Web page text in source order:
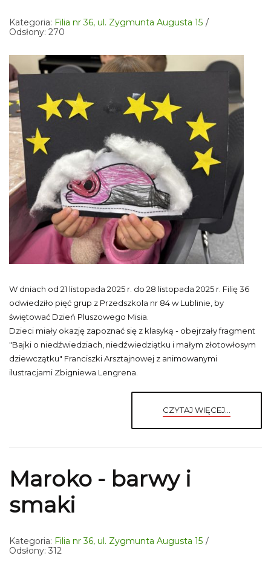
Kategoria: Filia nr 36, ul. Zygmunta Augusta 15
Odsłony: 270
W dniach od 21 listopada 2025 r. do 28 listopada 2025 r. Filię 36
odwiedziło pięć grup z Przedszkola nr 84 w Lublinie, by
świętować Dzień Pluszowego Misia.
Dzieci miały okazję zapoznać się z klasyką - obejrzały fragment
"Bajki o niedźwiedziach, niedźwiedziątku i małym złotowłosym
dziewczątku" Franciszki Arsztajnowej z animowanymi
ilustracjami Zbigniewa Lengrena.
CZYTAJ WIĘCEJ...
Maroko - barwy i
smaki
Kategoria: Filia nr 36, ul. Zygmunta Augusta 15
Odsłony: 312